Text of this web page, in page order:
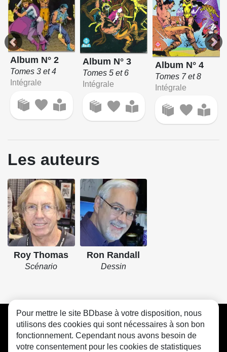
Album N° 2
Tomes 3 et 4
Intégrale
Album N° 3
Tomes 5 et 6
Intégrale
Album N° 4
Tomes 7 et 8
Intégrale
Les auteurs
Roy Thomas
Scénario
Ron Randall
Dessin
CGU FAQ Contact Cookies
Pour mettre le site BDbase à votre disposition, nous
utilisons des cookies qui sont nécessaires à son bon
fonctionnement. Cependant nous avons besoin de
votre consentement pour les cookies de statistiques